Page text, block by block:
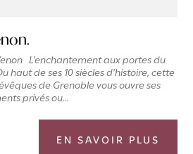
L'enchantement aux portes du
haut de ses 10 siècles d'histoire, cette
de Grenoble vous ouvre ses
privés ou...
EN SAVOIR PLUS